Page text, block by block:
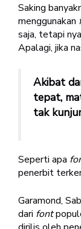
Saking
menggunakan
saja, tetapi
Apalagi, jika
Akibat
tepat,
tak
Seperti apa
penerbit
Garamond,
dari font